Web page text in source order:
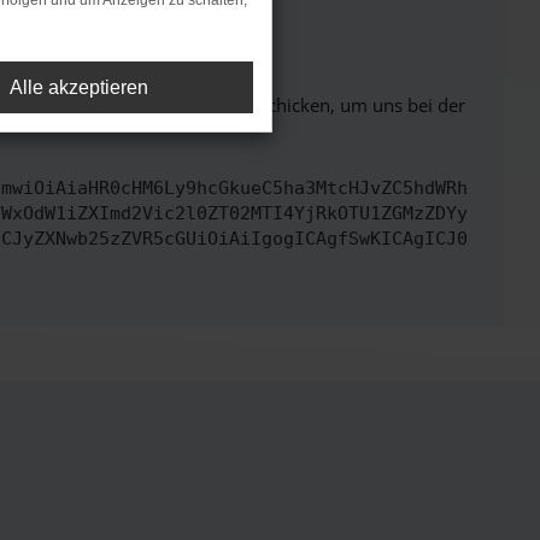
unterstützt werden.
Du kannst uns diesen Text schicken, um uns bei der
Alle akzeptieren